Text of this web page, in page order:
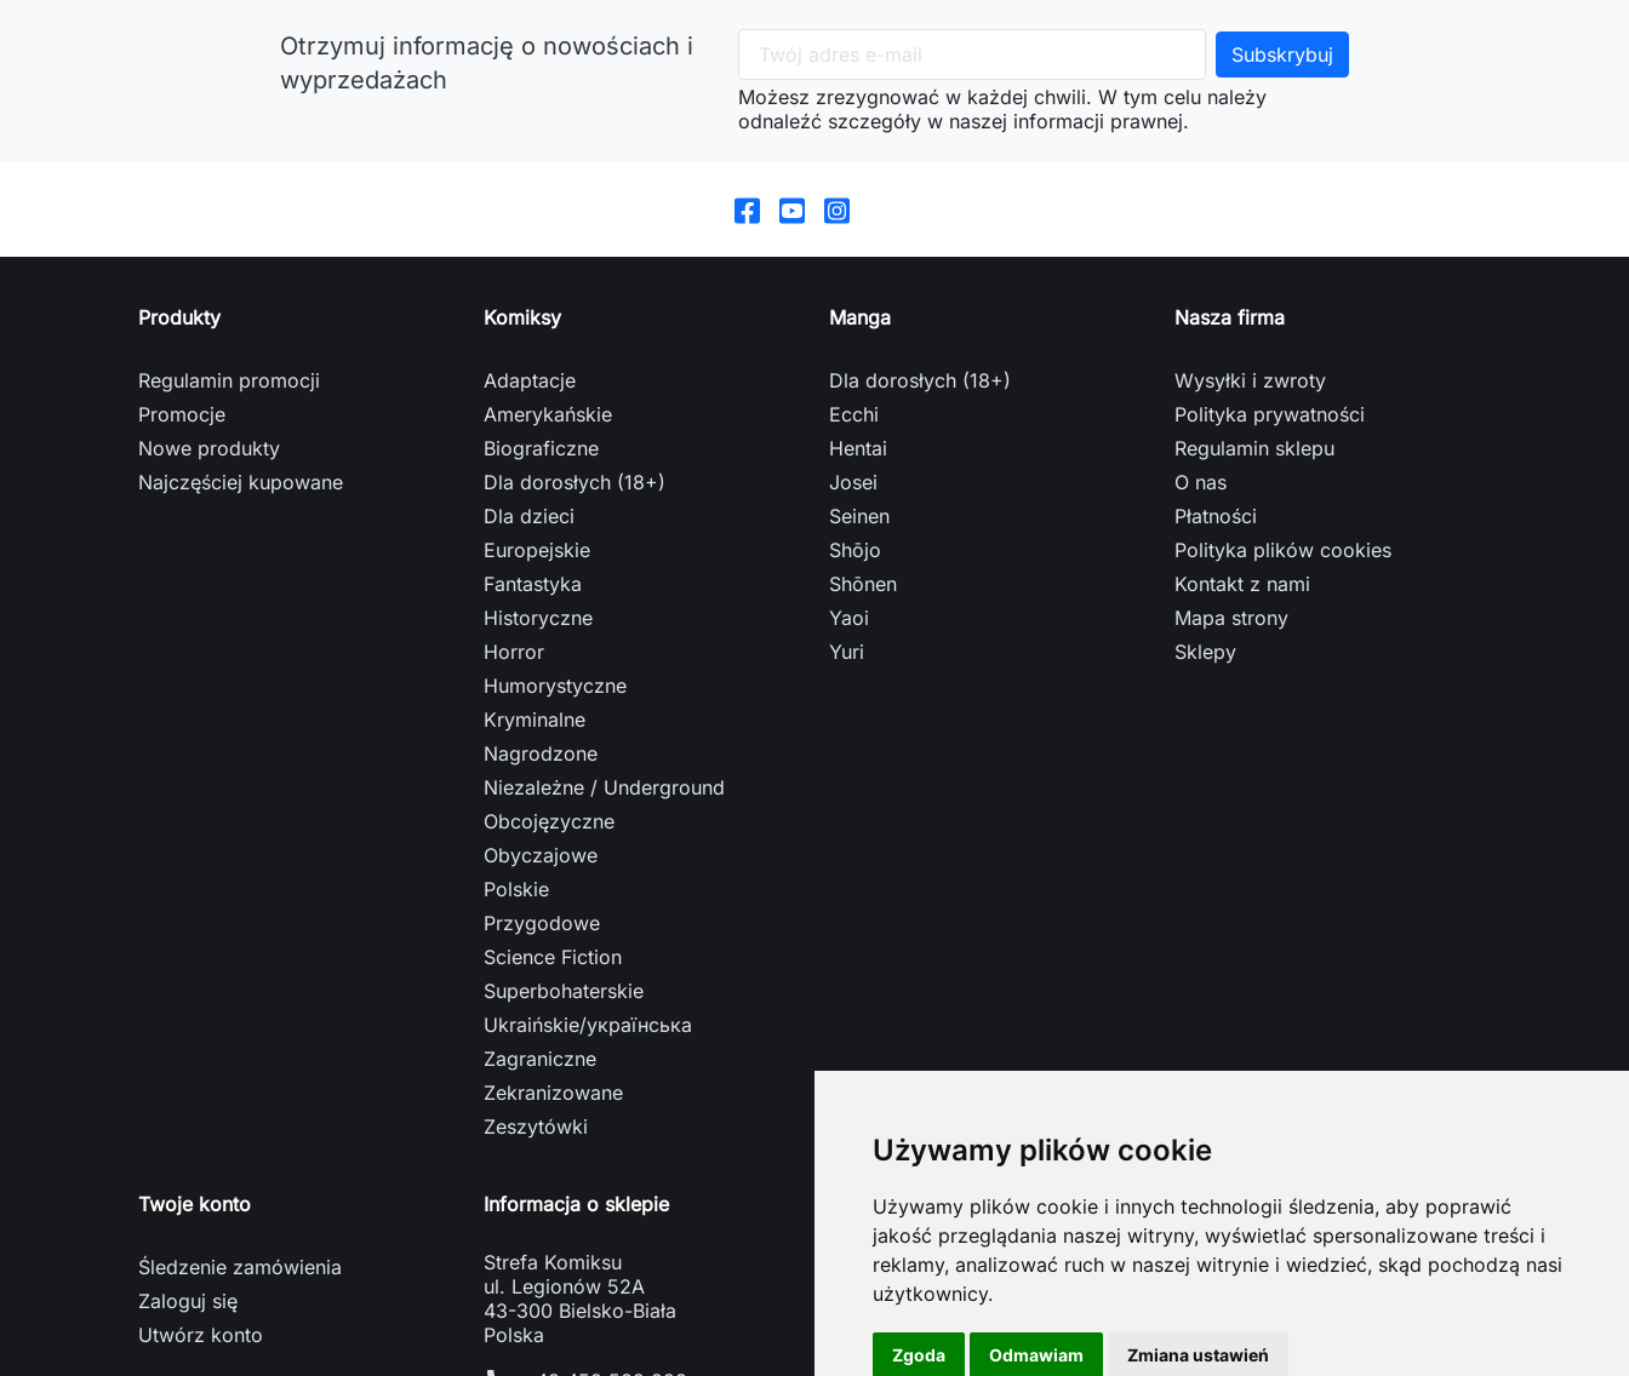
Używamy plików cookie
Używamy plików cookie i innych technologii śledzenia, aby poprawić
jakość przeglądania naszej witryny, wyświetlać spersonalizowane treści i
reklamy, analizować ruch w naszej witrynie i wiedzieć, skąd pochodzą nasi
użytkownicy.
Zgoda Odmawiam Zmiana ustawień
Otrzymuj informację o nowościach i
wyprzedażach
Możesz zrezygnować w każdej chwili. W tym celu należy
odnaleźć szczegóły w naszej informacji prawnej.
Produkty
Regulamin promocji
Promocje
Nowe produkty
Najczęściej kupowane
Komiksy
Adaptacje
Amerykańskie
Biograficzne
Dla dorosłych (18+)
Dla dzieci
Europejskie
Fantastyka
Historyczne
Horror
Humorystyczne
Kryminalne
Nagrodzone
Niezależne / Underground
Obcojęzyczne
Obyczajowe
Polskie
Przygodowe
Science Fiction
Superbohaterskie
Ukraińskie/українська
Zagraniczne
Zekranizowane
Zeszytówki
Manga
Dla dorosłych (18+)
Ecchi
Hentai
Josei
Seinen
Shōjo
Shōnen
Yaoi
Yuri
Nasza firma
Wysyłki i zwroty
Polityka prywatności
Regulamin sklepu
O nas
Płatności
Polityka plików cookies
Kontakt z nami
Mapa strony
Sklepy
Twoje konto
Śledzenie zamówienia
Zaloguj się
Utwórz konto
Informacja o sklepie
Strefa Komiksu
ul. Legionów 52A
43-300 Bielsko-Biała
Polska